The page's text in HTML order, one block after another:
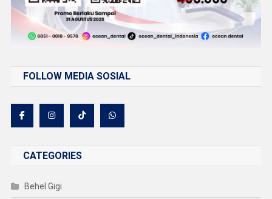
FOLLOW MEDIA SOSIAL
CATEGORIES
Behel Gigi